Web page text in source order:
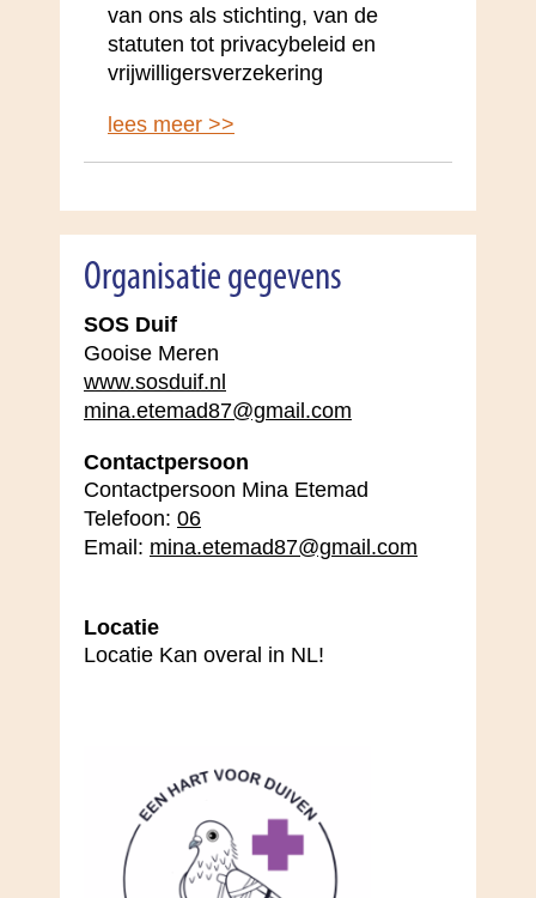
van ons als stichting, van de
statuten tot privacybeleid en
vrijwilligersverzekering
lees meer >>
Organisatie gegevens
SOS Duif
Gooise Meren
www.sosduif.nl
mina.etemad87@gmail.com
Contactpersoon
Contactpersoon Mina Etemad
Telefoon: 06
Email: mina.etemad87@gmail.com
Locatie
Locatie Kan overal in NL!